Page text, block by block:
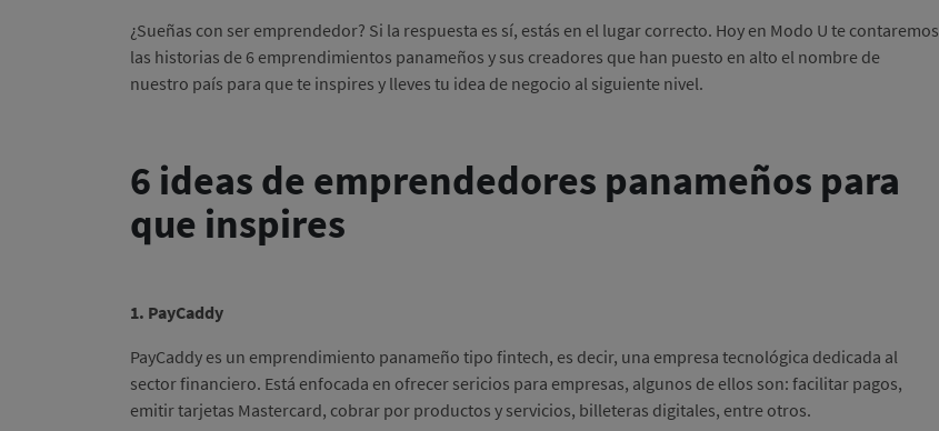
¿Sueñas con ser emprendedor? Si la respuesta es sí, estás en el lugar correcto. Hoy en Modo U te contaremos
las historias de 6 emprendimientos panameños y sus creadores que han puesto en alto el nombre de
nuestro país para que te inspires y lleves tu idea de negocio al siguiente nivel.
6 ideas de emprendedores panameños para
que inspires
1. PayCaddy
PayCaddy es un emprendimiento panameño tipo fintech, es decir, una empresa tecnológica dedicada al
sector financiero. Está enfocada en ofrecer sericios para empresas, algunos de ellos son: facilitar pagos,
emitir tarjetas Mastercard, cobrar por productos y servicios, billeteras digitales, entre otros.